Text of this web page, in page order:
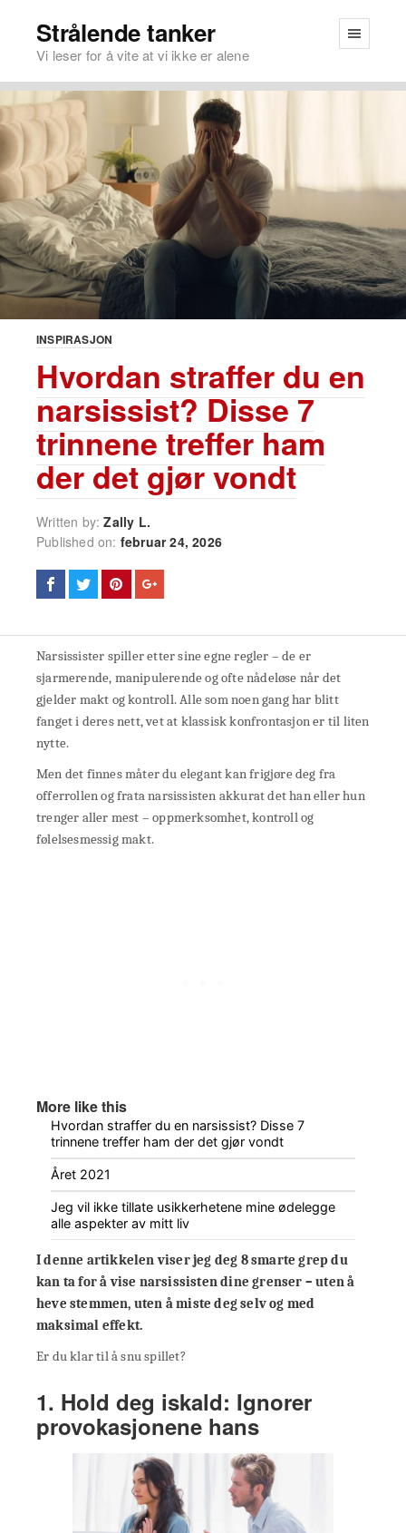
Strålende tanker
Vi leser for å vite at vi ikke er alene
INSPIRASJON
Hvordan straffer du en
narsissist? Disse 7
trinnene treffer ham
der det gjør vondt
Written by:Zally L.
Published on: februar 24, 2026
Narsissister spiller etter sine egne regler – de er
sjarmerende, manipulerende og ofte nådeløse når det
gjelder makt og kontroll. Alle som noen gang har blitt
fanget i deres nett, vet at klassisk konfrontasjon er til liten
nytte.
Men det finnes måter du elegant kan frigjøre deg fra
offerrollen og frata narsissisten akkurat det han eller hun
trenger aller mest – oppmerksomhet, kontroll og
følelsesmessig makt.
More like this
Hvordan straffer du en narsissist? Disse 7
trinnene treffer ham der det gjør vondt
Året 2021
Jeg vil ikke tillate usikkerhetene mine ødelegge
alle aspekter av mitt liv
I denne artikkelen viser jeg deg 8 smarte grep du
kan ta for å vise narsissisten dine grenser – uten å
heve stemmen, uten å miste deg selv og med
maksimal effekt.
Er du klar til å snu spillet?
1. Hold deg iskald: Ignorer
provokasjonene hans